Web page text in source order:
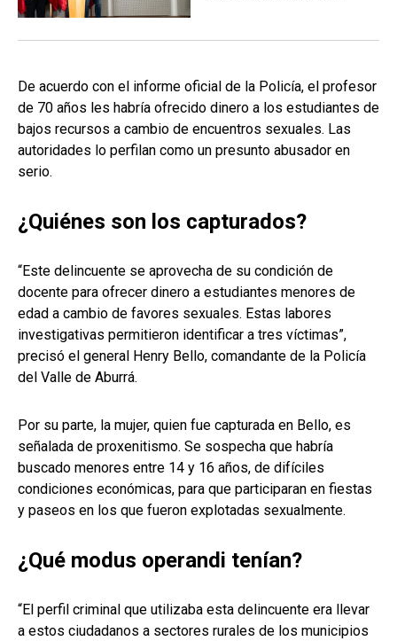
De acuerdo con el informe oficial de la Policía, el profesor
de 70 años les habría ofrecido dinero a los estudiantes de
bajos recursos a cambio de encuentros sexuales. Las
autoridades lo perfilan como un presunto abusador en
serio.
¿Quiénes son los capturados?
“Este delincuente se aprovecha de su condición de
docente para ofrecer dinero a estudiantes menores de
edad a cambio de favores sexuales. Estas labores
investigativas permitieron identificar a tres víctimas”,
precisó el general Henry Bello, comandante de la Policía
del Valle de Aburrá.
Por su parte, la mujer, quien fue capturada en Bello, es
señalada de proxenitismo. Se sospecha que habría
buscado menores entre 14 y 16 años, de difíciles
condiciones económicas, para que participaran en fiestas
y paseos en los que fueron explotadas sexualmente.
¿Qué modus operandi tenían?
“El perfil criminal que utilizaba esta delincuente era llevar
a estos ciudadanos a sectores rurales de los municipios